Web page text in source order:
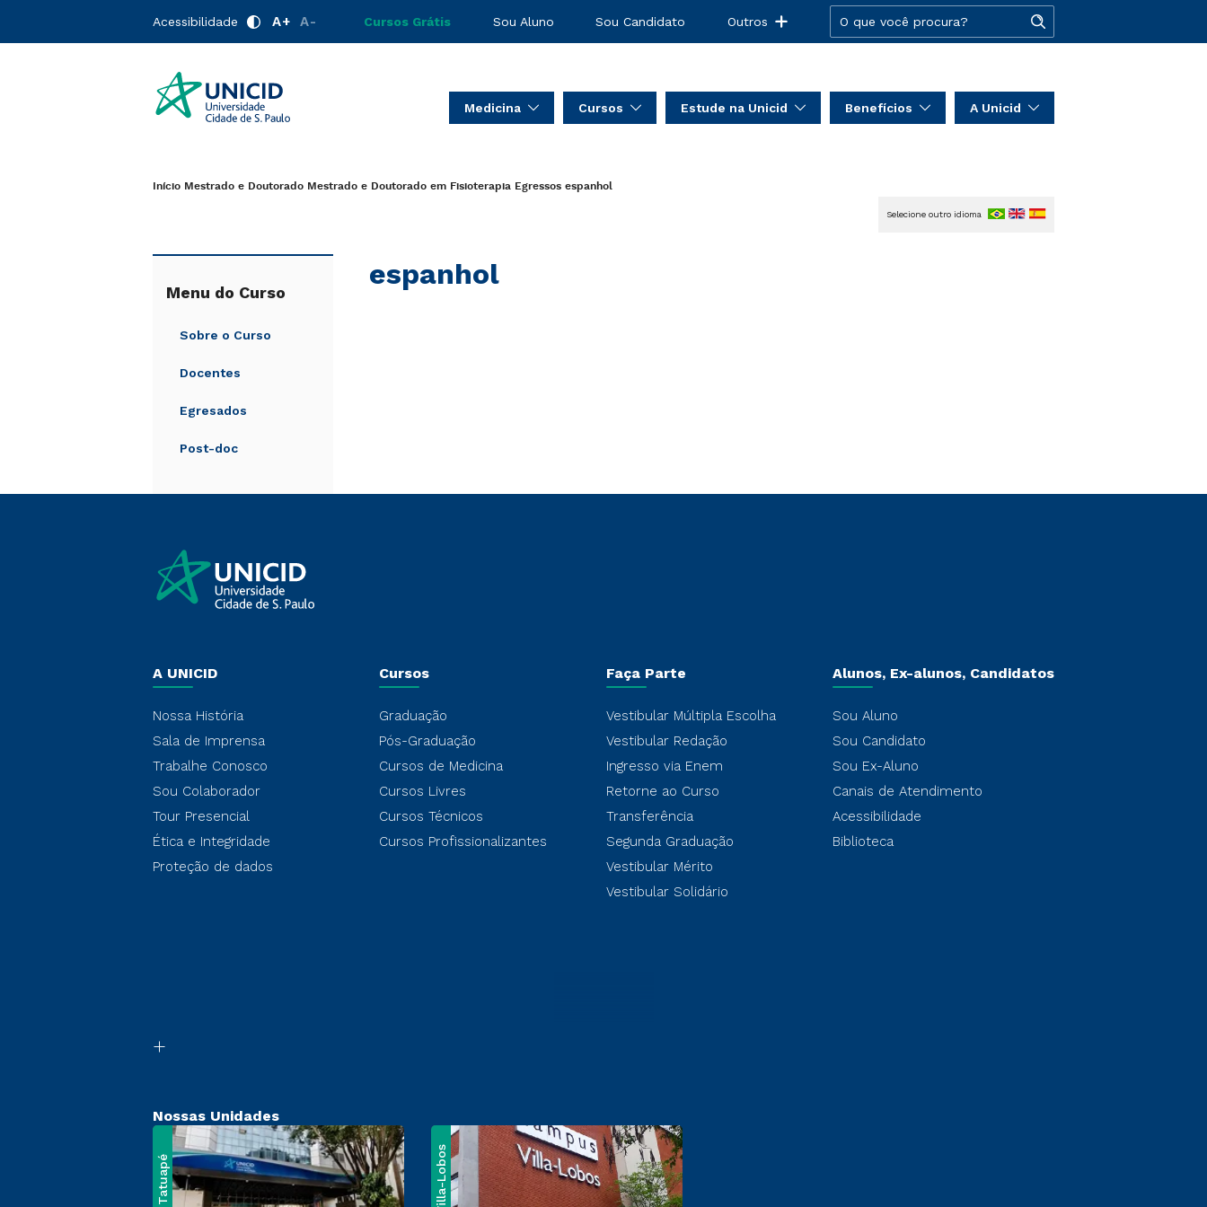
Acessibilidade A+ A- Cursos Grátis Sou Aluno Sou Candidato Outros
Medicina Cursos Estude na Unicid Benefícios A Unicid
Início Mestrado e Doutorado Mestrado e Doutorado em Fisioterapia Egressos espanhol
Menu do Curso
Sobre o Curso
Docentes
Egresados
Post-doc
espanhol
Selecione outro idioma
A UNICID
Nossa História
Sala de Imprensa
Trabalhe Conosco
Sou Colaborador
Tour Presencial
Ética e Integridade
Proteção de dados
Cursos
Graduação
Pós-Graduação
Cursos de Medicina
Cursos Livres
Cursos Técnicos
Cursos Profissionalizantes
Faça Parte
Vestibular Múltipla Escolha
Vestibular Redação
Ingresso via Enem
Retorne ao Curso
Transferência
Segunda Graduação
Vestibular Mérito
Vestibular Solidário
Alunos, Ex-alunos, Candidatos
Sou Aluno
Sou Candidato
Sou Ex-Aluno
Canais de Atendimento
Acessibilidade
Biblioteca
Nossas Unidades
Tatuapé Villa-Lobos